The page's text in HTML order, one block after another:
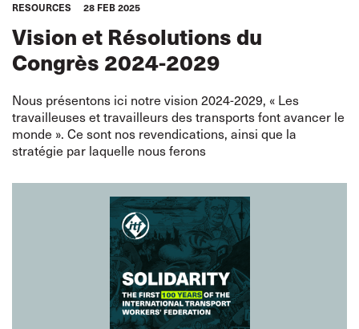
RESOURCES 28 FEB 2025
Vision et Résolutions du
Congrès 2024-2029
Nous présentons ici notre vision 2024-2029, « Les
travailleuses et travailleurs des transports font avancer le
monde ». Ce sont nos revendications, ainsi que la
stratégie par laquelle nous ferons